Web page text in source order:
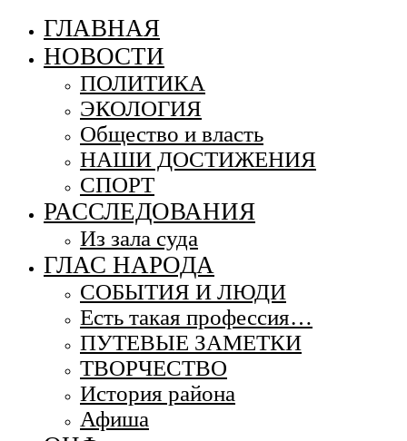
ГЛАВНАЯ
НОВОСТИ
ПОЛИТИКА
ЭКОЛОГИЯ
Общество и власть
НАШИ ДОСТИЖЕНИЯ
СПОРТ
РАССЛЕДОВАНИЯ
Из зала суда
ГЛАС НАРОДА
СОБЫТИЯ И ЛЮДИ
Есть такая профессия…
ПУТЕВЫЕ ЗАМЕТКИ
ТВОРЧЕСТВО
История района
Афиша